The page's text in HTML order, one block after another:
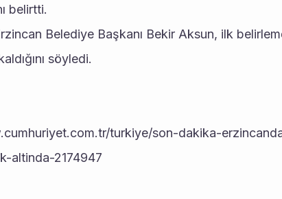
belirtti.
Belediye Başkanı Bekir Aksun, ilk
söyledi.
turkiye/son-dakika-
altinda-2174947